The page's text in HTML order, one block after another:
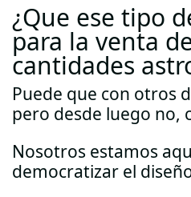
¿Que ese tipo
para la venta
cantidades
Puede que con otros
pero desde luego no,
Nosotros estamos
democratizar el